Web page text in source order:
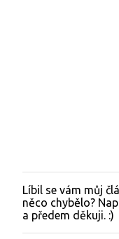
O
k
o
m
Líbil se vám můj
něco chybělo?
a předem děkuji. :)